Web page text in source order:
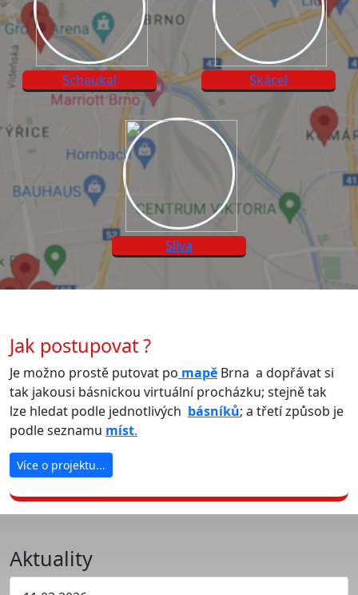
Schaukal Skácel
Slíva
Jak postupovat ?
Je možno prostě putovat po mapě Brna a dopřávat si
tak jakousi básnickou virtuální procházku; stejně tak
lze hledat podle jednotlivých básníků; a třetí způsob je
podle seznamu míst.
Více o projektu...
Aktuality